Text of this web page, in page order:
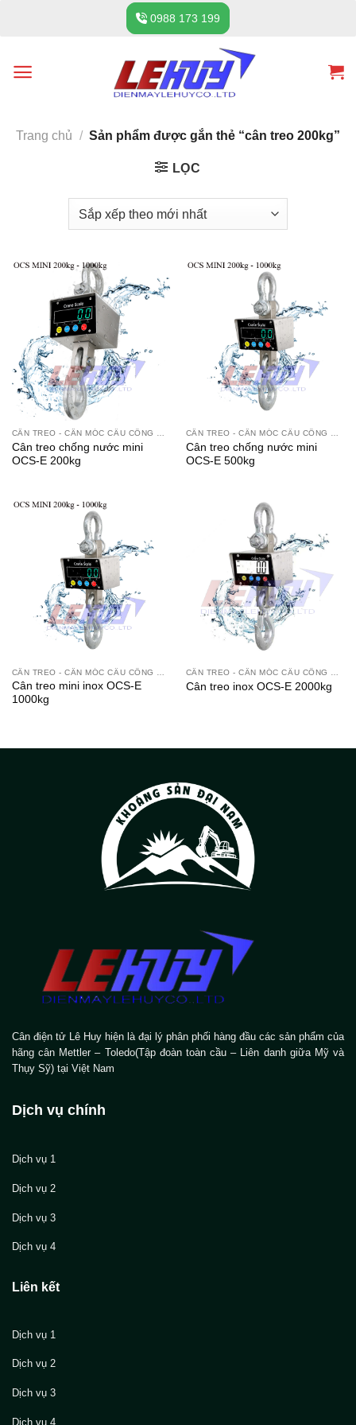
0988 173 199
Trang chủ / Sản phẩm được gắn thẻ “cân treo 200kg”
LỌC
Cân treo chống nước mini
OCS-E 200kg
Cân treo chống nước mini
OCS-E 500kg
Cân treo mini inox OCS-E
1000kg
Cân treo inox OCS-E 2000kg
Cân điện tử Lê Huy hiện là đại lý phân phối hàng đầu các sản phẩm của
hãng cân Mettler – Toledo(Tập đoàn toàn cầu – Liên danh giữa Mỹ và
Thụy Sỹ) tại Việt Nam
Dịch vụ chính
Dịch vụ 1
Dịch vụ 2
Dịch vụ 3
Dịch vụ 4
Liên kết
Dịch vụ 1
Dịch vụ 2
Dịch vụ 3
Dịch vụ 4